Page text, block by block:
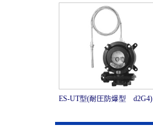
ES-UT型(耐圧防爆型 d2G4)